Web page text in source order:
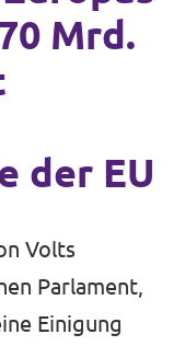
ShopMrd.
der EU
Volts
Parlament,
Einigung